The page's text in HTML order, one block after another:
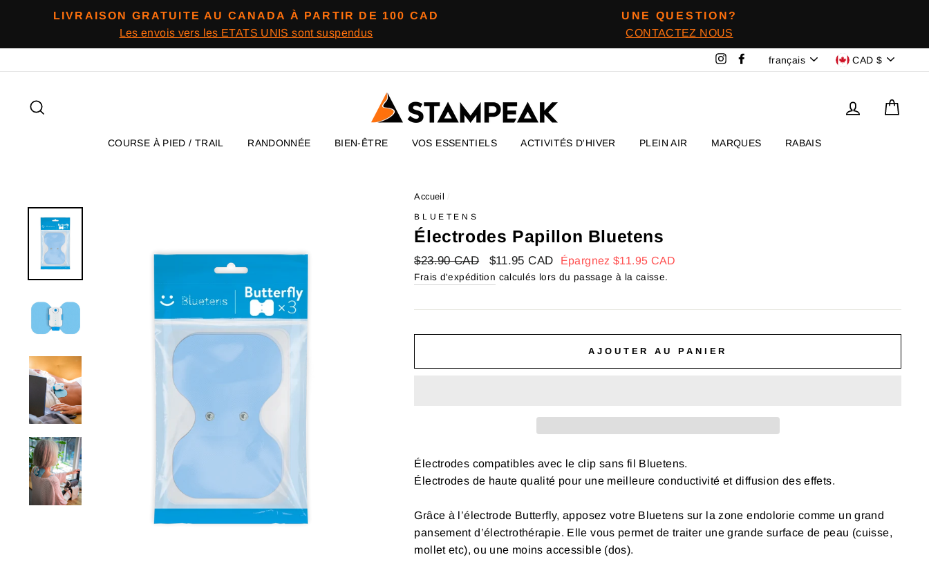
LIVRAISON GRATUITE AU CANADA À PARTIR DE 100 CAD
Les envois vers les ETATS UNIS sont suspendus
UNE QUESTION?
CONTACTEZ NOUS
InstagramFacebookLangue
français Devise
CAD $
Se connecter
COURSE À PIED / TRAIL RANDONNÉE BIEN-ÊTRE VOS ESSENTIELS ACTIVITÉS D'HIVER PLEIN AIR MARQUES RABAIS
Accueil /
BLUETENS
Électrodes Papillon Bluetens
Prix
régulier
$23.90 CAD
Prix
réduit
$11.95 CAD Épargnez$11.95 CAD
Frais d'expédition calculés lors du passage à la caisse.
AJOUTER AU PANIER
Électrodes compatibles avec le clip sans fil Bluetens.
Électrodes de haute qualité pour une meilleure conductivité et diffusion des effets.
Grâce à l’électrode Butterfly, apposez votre Bluetens sur la zone endolorie comme un grand
pansement d’électrothérapie. Elle vous permet de traiter une grande surface de peau (cuisse,
mollet etc), ou une moins accessible (dos).